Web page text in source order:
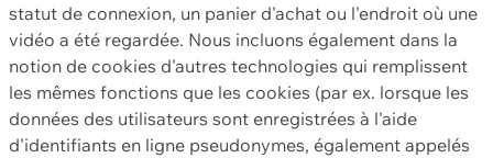
statut de connexion, un panier d'achat ou l'endroit où une
vidéo a été regardée. Nous incluons également dans la
notion de cookies d'autres technologies qui remplissent
les mêmes fonctions que les cookies (par ex. lorsque les
données des utilisateurs sont enregistrées à l'aide
d'identifiants en ligne pseudonymes, également appelés